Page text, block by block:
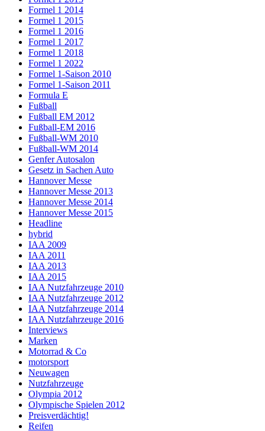
Formel 1 2014
Formel 1 2015
Formel 1 2016
Formel 1 2017
Formel 1 2018
Formel 1 2022
Formel 1-Saison 2010
Formel 1-Saison 2011
Formula E
Fußball
Fußball EM 2012
Fußball-EM 2016
Fußball-WM 2010
Fußball-WM 2014
Genfer Autosalon
Gesetz in Sachen Auto
Hannover Messe
Hannover Messe 2013
Hannover Messe 2014
Hannover Messe 2015
Headline
hybrid
IAA 2009
IAA 2011
IAA 2013
IAA 2015
IAA Nutzfahrzeuge 2010
IAA Nutzfahrzeuge 2012
IAA Nutzfahrzeuge 2014
IAA Nutzfahrzeuge 2016
Interviews
Marken
Motorrad & Co
motorsport
Neuwagen
Nutzfahrzeuge
Olympia 2012
Olympische Spielen 2012
Preisverdächtig!
Reifen